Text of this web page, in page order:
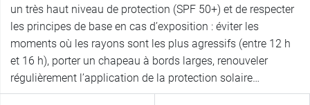
un très haut niveau de protection (SPF 50+) et de respecter
les principes de base en cas d’exposition : éviter les
moments où les rayons sont les plus agressifs (entre 12 h
et 16 h), porter un chapeau à bords larges, renouveler
régulièrement l’application de la protection solaire…